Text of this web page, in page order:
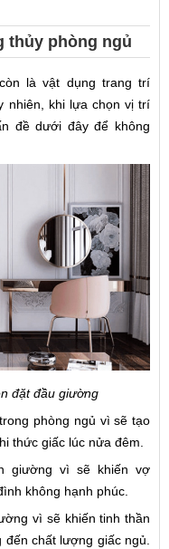
thủy phòng ngủ
là vật dụng trang trí
nhiên, khi lựa chọn vị trí
đề dưới đây để không
đặt đầu giường
phòng ngủ vì sẽ tạo
thức giấc lúc nửa đêm.
giường vì sẽ khiến vợ
không hạnh phúc.
vì sẽ khiến tinh thần
chất lượng giấc ngủ.